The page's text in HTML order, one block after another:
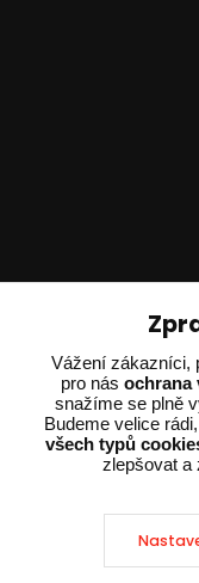
Technické
Ing.
+420
(Po-Pá
2025 © Dvorak-
Vážení zákazníci,
pro nás ochrana
snažíme se plně
Budeme velice
všech typů
zlepšovat a